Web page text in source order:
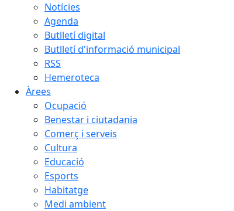
Notícies
Agenda
Butlletí digital
Butlletí d'informació municipal
RSS
Hemeroteca
Àrees
Ocupació
Benestar i ciutadania
Comerç i serveis
Cultura
Educació
Esports
Habitatge
Medi ambient